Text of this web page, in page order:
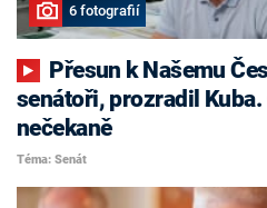
6 fotografií
senátoři, prozradil Kuba.
nečekaně
Téma: Senát